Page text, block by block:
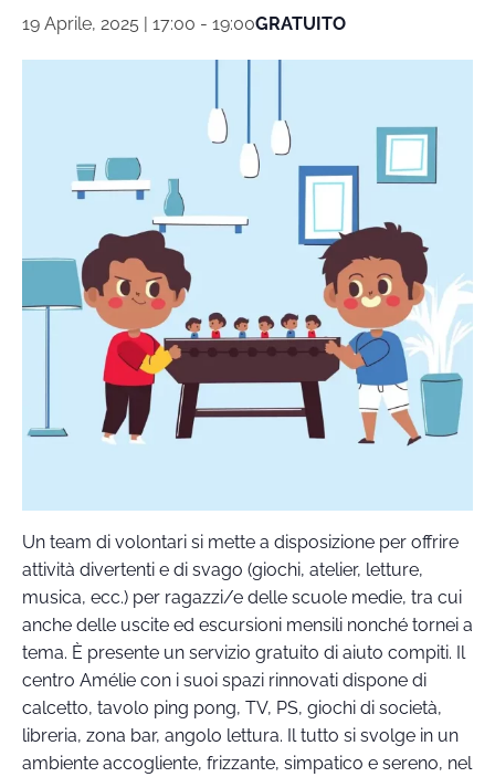
19 Aprile, 2025 | 17:00 - 19:00GRATUITO
Un team di volontari si mette a disposizione per offrire
attività divertenti e di svago (giochi, atelier, letture,
musica, ecc.) per ragazzi/e delle scuole medie, tra cui
anche delle uscite ed escursioni mensili nonché tornei a
tema. È presente un servizio gratuito di aiuto compiti. Il
centro Amélie con i suoi spazi rinnovati dispone di
calcetto, tavolo ping pong, TV, PS, giochi di società,
libreria, zona bar, angolo lettura. Il tutto si svolge in un
ambiente accogliente, frizzante, simpatico e sereno, nel